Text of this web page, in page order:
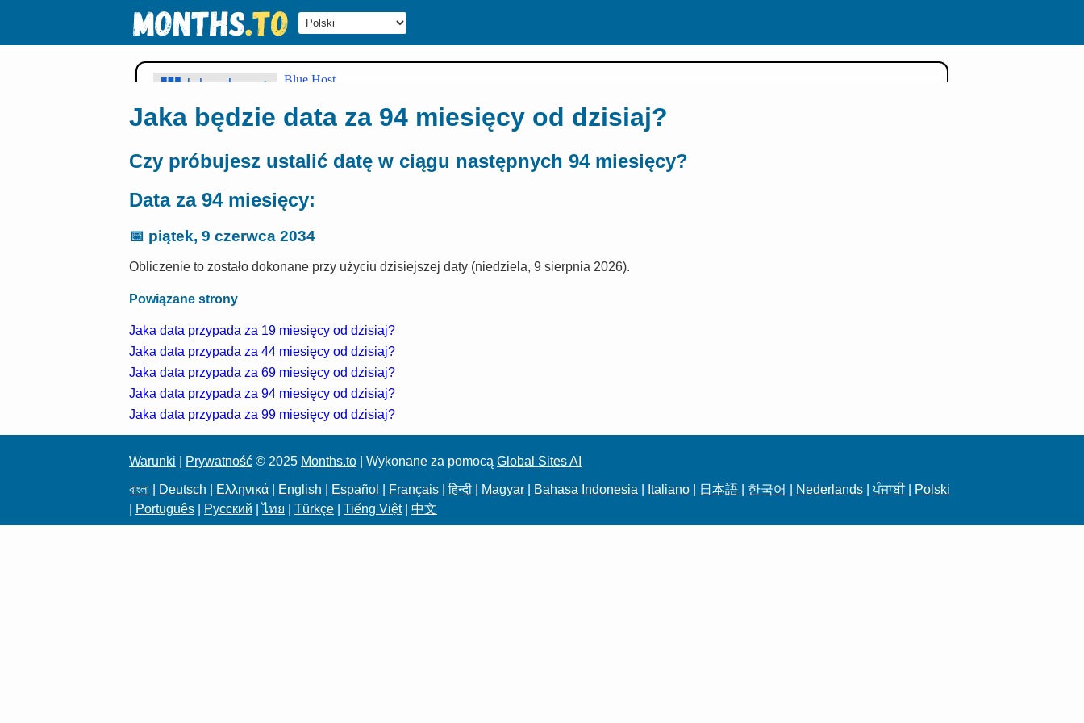
Jaka będzie data za 94 miesięcy od dzisiaj?
Czy próbujesz ustalić datę w ciągu następnych 94 miesięcy?
Data za 94 miesięcy:
📅 piątek, 9 czerwca 2034
Obliczenie to zostało dokonane przy użyciu dzisiejszej daty (niedziela, 9 sierpnia 2026).
Powiązane strony
Jaka data przypada za 19 miesięcy od dzisiaj?
Jaka data przypada za 44 miesięcy od dzisiaj?
Jaka data przypada za 69 miesięcy od dzisiaj?
Jaka data przypada za 94 miesięcy od dzisiaj?
Jaka data przypada za 99 miesięcy od dzisiaj?
Warunki Prywatność © 2025 Months.to | Wykonane za pomocą Global Sites AI
বাংলা Deutsch Ελληνικά English Español Français |हिन्दी Magyar Bahasa Indonesia Italiano 日本語 한국어 Nederlands |ਪੰਜਾਬੀ|
Polski
Português Русский |ไทย Türkçe Tiếng Việt| 中文